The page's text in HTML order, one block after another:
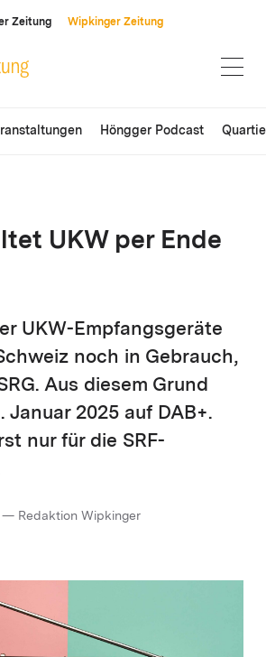
Zeitung Wipkinger Zeitung
Höngger Podcast
UKW per Ende
UKW-Empfangsgeräte
noch in Gebrauch,
Aus diesem Grund
Januar 2025 auf DAB+.
nur für die SRF-
— Redaktion Wipkinger